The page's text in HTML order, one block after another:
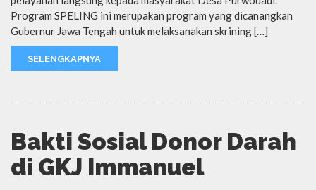
Program SPELING ini merupakan program yang dicanangkan
Gubernur Jawa Tengah untuk melaksanakan skrining […]
SELENGKAPNYA
Bakti Sosial Donor Darah
di GKJ Immanuel